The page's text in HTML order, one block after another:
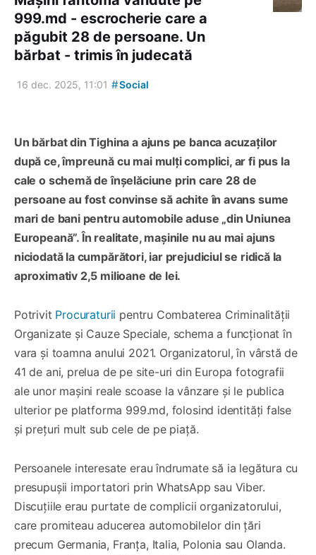
999.md - escrocherie care a
păgubit 28 de persoane. Un
bărbat - trimis în judecată
16 dec. 2025, 11:01 #Social
Un bărbat din Tighina a ajuns pe banca acuzaților
după ce, împreună cu mai mulți complici, ar fi pus la
cale o schemă de înșelăciune prin care 28 de
persoane au fost convinse să achite în avans sume
mari de bani pentru automobile aduse „din Uniunea
Europeană”. În realitate, mașinile nu au mai ajuns
niciodată la cumpărători, iar prejudiciul se ridică la
aproximativ 2,5 milioane de lei.
Potrivit Procuraturii pentru Combaterea Criminalității
Organizate și Cauze Speciale, schema a funcționat în
vara și toamna anului 2021. Organizatorul, în vârstă de
41 de ani, prelua de pe site-uri din Europa fotografii
ale unor mașini reale scoase la vânzare și le publica
ulterior pe platforma 999.md, folosind identități false
și prețuri mult sub cele de pe piață.
Persoanele interesate erau îndrumate să ia legătura cu
presupuşii importatori prin WhatsApp sau Viber.
Discuțiile erau purtate de complicii organizatorului,
care promiteau aducerea automobilelor din țări
precum Germania, Franța, Italia, Polonia sau Olanda.